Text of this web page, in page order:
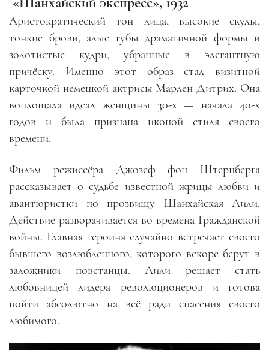
Аристократический тон лица, высокие скулы,
тонкие брови, алые губы драматичной формы и
золотистые кудри, убранные в элегантную
причёску. Именно этот образ стал визитной
карточкой немецкой актрисы Марлен Дитрих. Она
воплощала идеал женщины 30-х — начала 40-х
годов и была признана иконой стиля своего
времени.
Фильм режиссёра Джозеф фон Штернберга
рассказывает о судьбе известной жрицы любви и
авантюристки по прозвищу Шанхайская Лили.
Действие разворачивается во времена Гражданской
войны. Главная героиня случайно встречает своего
бывшего возлюбленного, которого вскоре берут в
заложники повстанцы. Лили решает стать
любовницей лидера революционеров и готова
пойти абсолютно на всё ради спасения своего
любимого.